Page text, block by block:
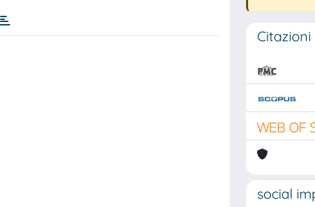
Citazioni
social